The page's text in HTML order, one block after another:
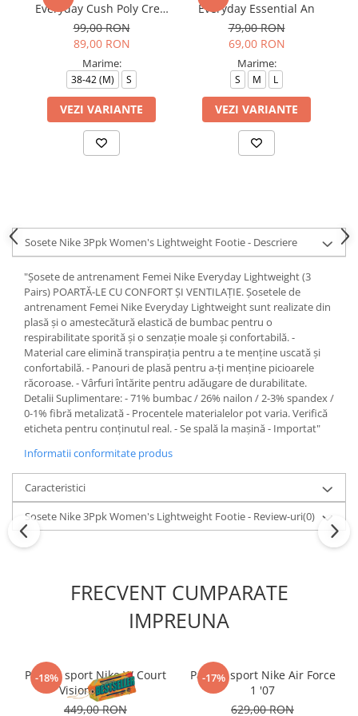
Everyday Cush Poly Crew
3Pr
99,00 RON
89,00 RON
Marime:
38-42 (M) S
VEZI VARIANTE
Everyday Essential An
79,00 RON
69,00 RON
Marime:
S M L
VEZI VARIANTE
Sosete Nike 3Ppk Women's Lightweight Footie - Descriere
"Șosete de antrenament Femei Nike Everyday Lightweight (3
Pairs) POARTĂ-LE CU CONFORT ȘI VENTILAȚIE. Șosetele de
antrenament Femei Nike Everyday Lightweight sunt realizate din
plasă și o amestecătură elastică de bumbac pentru o
respirabilitate sporită și o senzație moale și confortabilă. -
Material care elimină transpirația pentru a te menține uscată și
confortabilă. - Panouri de plasă pentru a-ți menține picioarele
răcoroase. - Vârfuri întărite pentru adăugare de durabilitate.
Detalii Suplimentare: - 71% bumbac / 26% nailon / 2-3% spandex /
0-1% fibră metalizată - Procentele materialelor pot varia. Verifică
eticheta pentru conținutul real. - Se spală la mașină - Importat"
Informatii conformitate produs
Caracteristici
Sosete Nike 3Ppk Women's Lightweight Footie - Review-uri(0)
FRECVENT CUMPARATE
IMPREUNA
-18%
Pantofi sport Nike W Court
Vision Alta Ltr
449,00 RON
-17%
Pantofi sport Nike Air Force
1 '07
629,00 RON